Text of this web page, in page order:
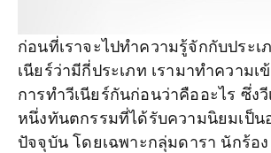
ก่อนที่เราจะไปทำความรู้จักกับประเ
เนียร์ว่ามีกี่ประเภท เรามาทำความเ
การทำวีเนียร์กันก่อนว่าคืออะไร ซึ่งวี
หนึ่งทันตกรรมที่ได้รับความนิยมเป็น
ปัจจุบัน โดยเฉพาะกลุ่มดารา นักร้อ